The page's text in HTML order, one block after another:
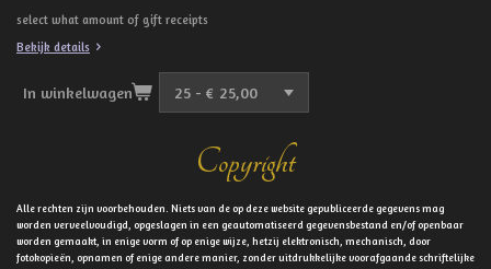
select what amount of gift receipts
Bekijk details
In winkelwagen
Copyright
Alle rechten zijn voorbehouden. Niets van de op deze website gepubliceerde gegevens mag
worden verveelvoudigd, opgeslagen in een geautomatiseerd gegevensbestand en/of openbaar
worden gemaakt, in enige vorm of op enige wijze, hetzij elektronisch, mechanisch, door
fotokopieën, opnamen of enige andere manier, zonder uitdrukkelijke voorafgaande schriftelijke